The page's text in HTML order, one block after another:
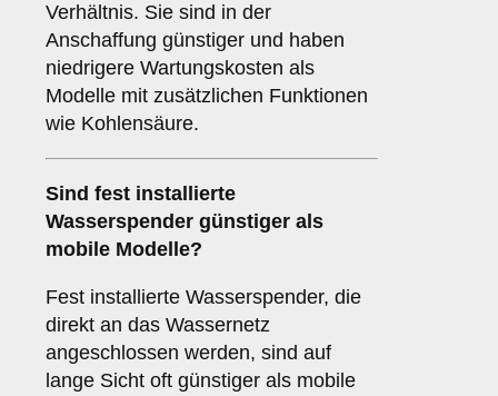
Verhältnis. Sie sind in der
Anschaffung günstiger und haben
niedrigere Wartungskosten als
Modelle mit zusätzlichen Funktionen
wie Kohlensäure.
Sind fest installierte
Wasserspender günstiger als
mobile Modelle?
Fest installierte Wasserspender, die
direkt an das Wassernetz
angeschlossen werden, sind auf
lange Sicht oft günstiger als mobile